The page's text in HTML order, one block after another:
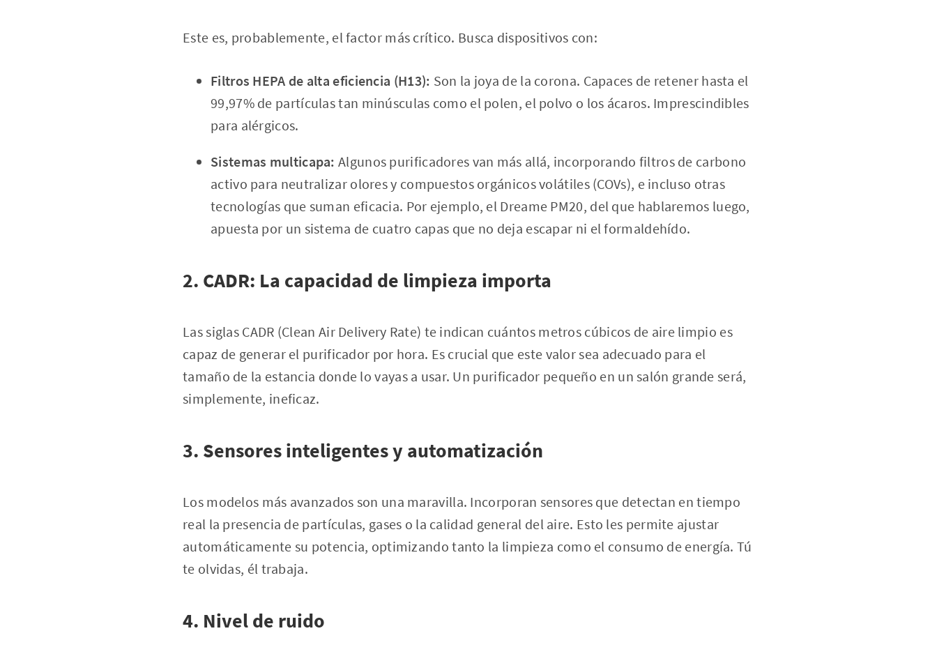
Este es, probablemente, el factor más crítico. Busca dispositivos con:
Filtros HEPA de alta eficiencia (H13): Son la joya de la corona. Capaces de retener hasta el
99,97% de partículas tan minúsculas como el polen, el polvo o los ácaros. Imprescindibles
para alérgicos.
Sistemas multicapa: Algunos purificadores van más allá, incorporando filtros de carbono
activo para neutralizar olores y compuestos orgánicos volátiles (COVs), e incluso otras
tecnologías que suman eficacia. Por ejemplo, el Dreame PM20, del que hablaremos luego,
apuesta por un sistema de cuatro capas que no deja escapar ni el formaldehído.
2. CADR: La capacidad de limpieza importa
Las siglas CADR (Clean Air Delivery Rate) te indican cuántos metros cúbicos de aire limpio es
capaz de generar el purificador por hora. Es crucial que este valor sea adecuado para el
tamaño de la estancia donde lo vayas a usar. Un purificador pequeño en un salón grande será,
simplemente, ineficaz.
3. Sensores inteligentes y automatización
Los modelos más avanzados son una maravilla. Incorporan sensores que detectan en tiempo
real la presencia de partículas, gases o la calidad general del aire. Esto les permite ajustar
automáticamente su potencia, optimizando tanto la limpieza como el consumo de energía. Tú
te olvidas, él trabaja.
4. Nivel de ruido